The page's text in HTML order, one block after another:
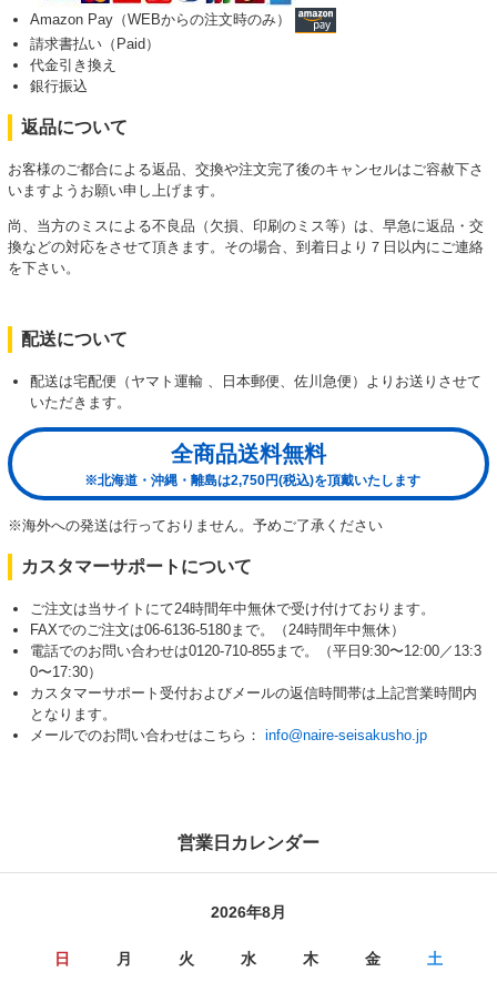
Amazon Pay（WEBからの注文時のみ）
請求書払い（Paid）
代金引き換え
銀行振込
返品について
お客様のご都合による返品、交換や注文完了後のキャンセルはご容赦下さ
いますようお願い申し上げます。
尚、当方のミスによる不良品（欠損、印刷のミス等）は、早急に返品・交
換などの対応をさせて頂きます。その場合、到着日より７日以内にご連絡
を下さい。
配送について
配送は宅配便（ヤマト運輸 、日本郵便、佐川急便）よりお送りさせて
いただきます。
全商品送料無料
※北海道・沖縄・離島は2,750円(税込)を頂戴いたします
※海外への発送は行っておりません。予めご了承ください
カスタマーサポートについて
ご注文は当サイトにて24時間年中無休で受け付けております。
FAXでのご注文は06-6136-5180まで。（24時間年中無休）
電話でのお問い合わせは0120-710-855まで。（平日9:30〜12:00／13:3
0〜17:30）
カスタマーサポート受付およびメールの返信時間帯は上記営業時間内
となります。
メールでのお問い合わせはこちら： info@naire-seisakusho.jp
営業日カレンダー
2026年8月
日 月 火 水 木 金 土